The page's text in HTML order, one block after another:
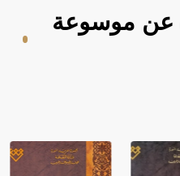
عن موسوعة